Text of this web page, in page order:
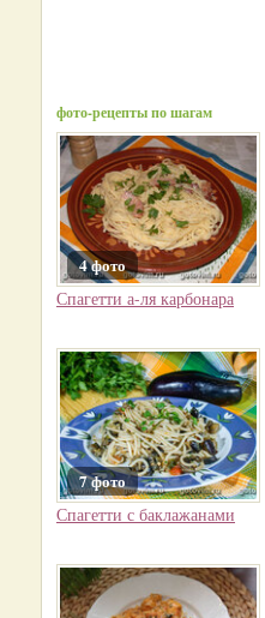
фото-рецепты по шагам
4 фото
Спагетти а-ля карбонара
7 фото
Спагетти с баклажанами